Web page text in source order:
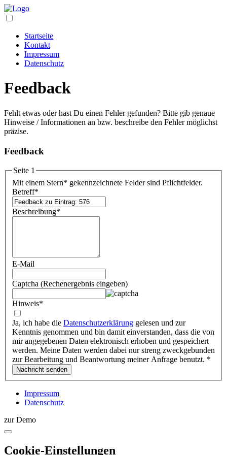
Startseite
Kontakt
Impressum
Datenschutz
Feedback
Fehlt etwas oder hast Du einen Fehler gefunden? Bitte gib genaue
Hinweise / Informationen an bzw. beschreibe den Fehler möglichst
präzise.
Feedback
Seite 1
Mit einem Stern* gekennzeichnete Felder sind Pflichtfelder.
Betreff*
Beschreibung*
E-Mail
Captcha (Rechenergebnis eingeben)
Hinweis*
Ja, ich habe die Datenschutzerklärung gelesen und zur
Kenntnis genommen und bin damit einverstanden, dass die von
mir angegebenen Daten elektronisch erhoben und gespeichert
werden. Meine Daten werden dabei nur streng zweckgebunden
zur Bearbeitung und Beantwortung meiner Anfrage benutzt. *
Impressum
Datenschutz
zur Demo
Cookie-Einstellungen